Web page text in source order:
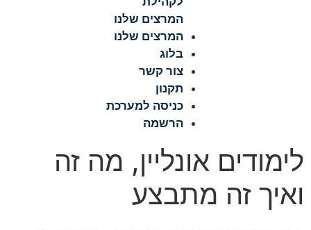
המרצים שלנו
המרצים שלנו
בלוג
צור קשר
תקנון
כניסה למערכת
הרשמה
לימודים אונליין, מה זה
ואיך זה מתבצע